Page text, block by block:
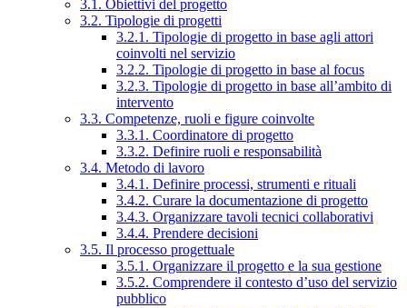
3.1. Obiettivi del progetto
3.2. Tipologie di progetti
3.2.1. Tipologie di progetto in base agli attori
coinvolti nel servizio
3.2.2. Tipologie di progetto in base al focus
3.2.3. Tipologie di progetto in base all’ambito di
intervento
3.3. Competenze, ruoli e figure coinvolte
3.3.1. Coordinatore di progetto
3.3.2. Definire ruoli e responsabilità
3.4. Metodo di lavoro
3.4.1. Definire processi, strumenti e rituali
3.4.2. Curare la documentazione di progetto
3.4.3. Organizzare tavoli tecnici collaborativi
3.4.4. Prendere decisioni
3.5. Il processo progettuale
3.5.1. Organizzare il progetto e la sua gestione
3.5.2. Comprendere il contesto d’uso del servizio
pubblico